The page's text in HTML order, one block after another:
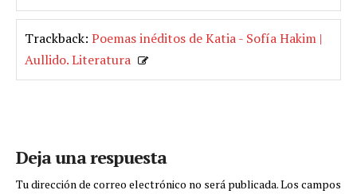
Trackback: Poemas inéditos de Katia - Sofía Hakim |
Aullido. Literatura
Deja una respuesta
Tu dirección de correo electrónico no será publicada.Los campos